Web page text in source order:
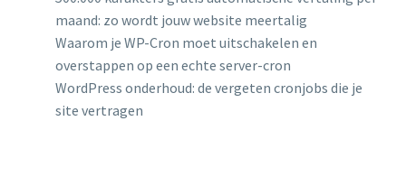
maand: zo wordt jouw website meertalig
Waarom je WP-Cron moet uitschakelen en
overstappen op een echte server-cron
WordPress onderhoud: de vergeten cronjobs die je
site vertragen